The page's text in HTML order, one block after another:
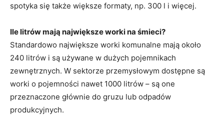
spotyka się także większe formaty, np. 300 l i więcej.
Ile litrów mają największe worki na śmieci?
Standardowo największe worki komunalne mają około
240 litrów i są używane w dużych pojemnikach
zewnętrznych. W sektorze przemysłowym dostępne są
worki o pojemności nawet 1000 litrów – są one
przeznaczone głównie do gruzu lub odpadów
produkcyjnych.